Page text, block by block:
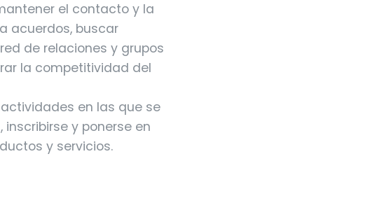
el contacto y la
acuerdos, buscar
de relaciones y grupos
la competitividad del
en las que se
y ponerse en
y servicios.